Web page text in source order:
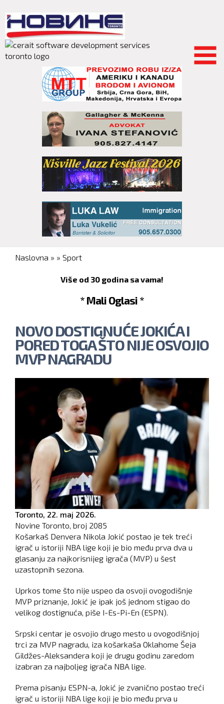
main
content
You are here
Naslovna » » Sport
Više od 30 godina sa vama!
* Mali Oglasi *
NOVO DOSTIGNUĆE JOKIĆA I
PORED TOGA ŠTO NIJE OSVOJIO
MVP NAGRADU
Toronto, 22. maj 2026.
Novine Toronto, broj 2085
Košarkaš Denvera Nikola Jokić postao je tek treći
igrač u istoriji NBA lige koji je bio među prva dva u
glasanju za najkorisnijeg igrača (MVP) u šest
uzastopnih sezona.
Uprkos tome što nije uspeo da osvoji ovogodišnje
MVP priznanje, Jokić je ipak još jednom stigao do
velikog dostignuća, piše I-Es-Pi-En (ESPN).
Srpski centar je osvojio drugo mesto u ovogodišnjoj
trci za MVP nagradu, iza košarkaša Oklahome Šeja
Gildžes-Aleksandera koji je drugu godinu zaredom
izabran za najboljeg igrača NBA lige.
Prema pisanju ESPN-a, Jokić je zvanično postao treći
igrač u istoriji NBA lige koji je bio među prva u